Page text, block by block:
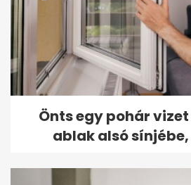
Önts egy pohár
ablak alsó